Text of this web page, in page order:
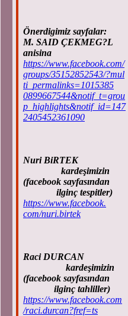
Önerdigimiz sayfalar:
M. SAID ÇEKMEG?L
anisina
https://www.facebook.com/
groups/35152852543/?mul
ti_permalinks=1015385
0899667544&notif_t=grou
p_highlights&notif_id=147
2405452361090
Nuri BiRTEK
kardeşimizin
(facebook sayfasından
ilginç tespitler)
https://www.facebook.
com/nuri.birtek
Raci DURCAN
kardeşimizin
(facebook sayfasından
ilginç tahliller)
https://www.facebook.com
/raci.durcan?fref=ts